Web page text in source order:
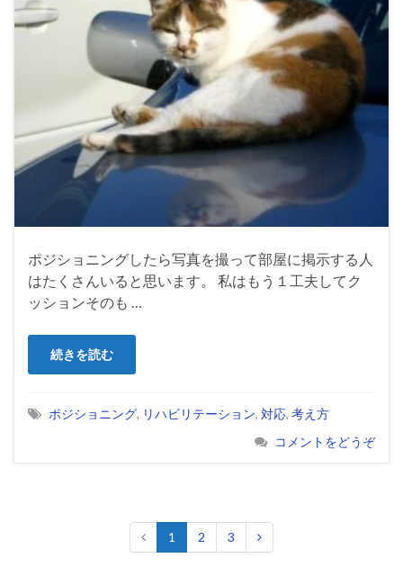
ポジショニングしたら写真を撮って部屋に掲示する人
はたくさんいると思います。 私はもう１工夫してク
ッションそのも …
続きを読む
ポジショニング, リハビリテーション, 対応, 考え方
コメントをどうぞ
1 2 3